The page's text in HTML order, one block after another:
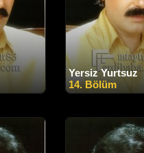
Yersiz Yurtsuz
14. Bölüm